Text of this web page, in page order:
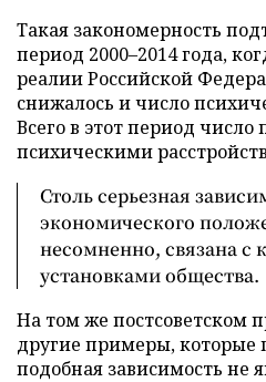
Такая закономерность
период 2000–2014 года,
реалии Российской
снижалось и число
Всего в этот период число
психическими
Столь серьезная
экономического
несомненно, связана с
установками общества.
На том же постсоветском
другие примеры, которые
подобная зависимость не